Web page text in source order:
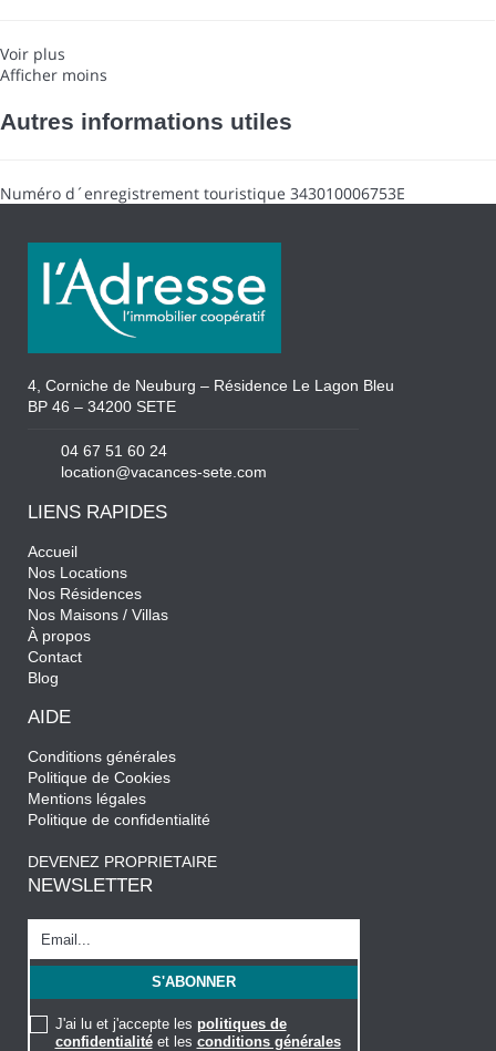
Voir plus
Afficher moins
Autres informations utiles
Numéro d´enregistrement touristique 343010006753E
4, Corniche de Neuburg – Résidence Le Lagon Bleu
BP 46 – 34200 SETE
04 67 51 60 24
location@vacances-sete.com
LIENS RAPIDES
Accueil
Nos Locations
Nos Résidences
Nos Maisons / Villas
À propos
Contact
Blog
AIDE
Conditions générales
Politique de Cookies
Mentions légales
Politique de confidentialité
DEVENEZ PROPRIETAIRE
NEWSLETTER
J'ai lu et j'accepte les politiques de
confidentialitéet les conditions générales